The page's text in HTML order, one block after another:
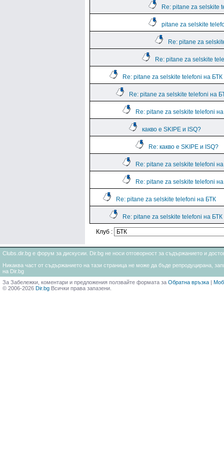
Re: pitane za selskite
pitane za selskite
Re: pitane za
Re: pitane za selskite
Re: pitane za selskite telefoni на БТК
Re: pitane za selskite telefoni на
Re: pitane za selskite telefoni
какво е SKIPE и ISQ?
Re: какво е SKIPE и ISQ?
Re: pitane za selskite telefoni
Re: pitane za selskite telefoni
Re: pitane za selskite telefoni на БТК
Re: pitane za selskite telefoni на БТК
Клуб :
Clubs.dir.bg е форум за дискусии. Dir.bg не носи отговорност за съдържанието и
Никаква част от съдържанието на тази страница не може да бъде репродуцирана,
на Dir.bg
За Забележки, коментари и предложения ползвайте формата за Обратна връзка |
© 2006-2026 Dir.bg Всички права запазени.